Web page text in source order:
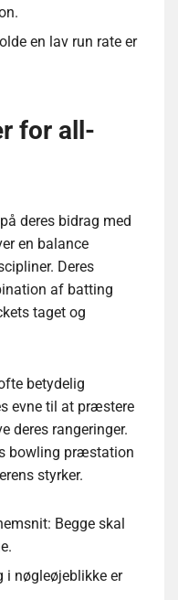
en lav run rate er
for all-
deres bidrag med
en balance
Deres
af batting
taget og
betydelig
evne til at præstere
deres rangeringer.
bowling præstation
styrker.
Begge skal
i nøgleøjeblikke er